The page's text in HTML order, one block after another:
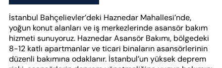
İstanbul Bahçelievler’deki Haznedar Mahallesi’nde,
yoğun konut alanları ve iş merkezlerinde asansör bakım
hizmeti sunuyoruz. Haznedar Asansör Bakımı, bölgedeki
8-12 katlı apartmanlar ve ticari binaların asansörlerinin
düzenli bakımına odaklanır. İstanbul’un yüksek deprem